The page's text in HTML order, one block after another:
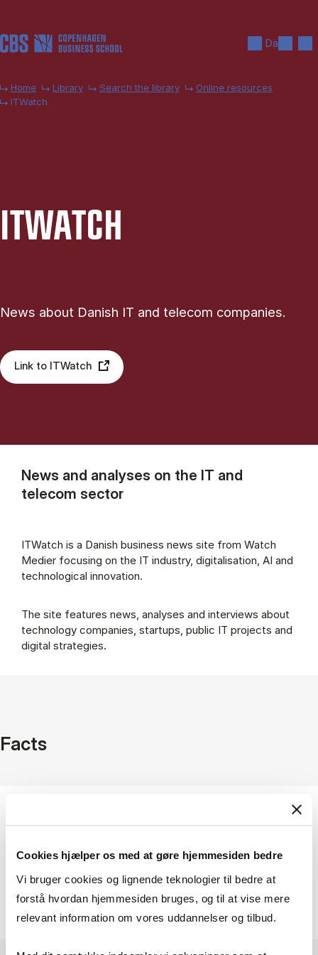
Cookies hjælper os med at gøre hjemmesiden bedre
Vi bruger cookies og lignende teknologier til bedre at
forstå hvordan hjemmesiden bruges, og til at vise mere
relevant information om vores uddannelser og tilbud.
Da
Home Library Search the library
Online resources
ITWatch
IT­WATCH
News about Danish IT and telecom companies.
Link to ITWatch
News and analyses on the IT and
telecom sector
ITWatch is a Danish business news site from Watch
Medier focusing on the IT industry, digitalisation, AI and
technological innovation.
The site features news, analyses and interviews about
technology companies, startups, public IT projects and
digital strategies.
Facts
Access
On campus + VPN
Provider